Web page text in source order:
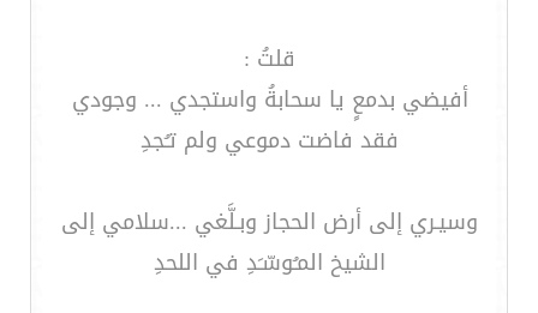
قلتُ :
أفيضي بدمعٍ يا سحابةُ واستجدي ... وجودي
فقد فاضت دموعي ولم تـُجدِ
وسيـري إلى أرض الحجاز وبـلَّغي ...سلامي إلى
الشيخ المـُوسّـَدِ في اللحدِ